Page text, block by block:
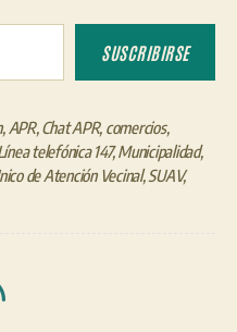
SUSCRIBIRSE
, APR,Chat APR, comercios,
telefónica 147,Municipalidad,
de Atención Vecinal,SUAV,